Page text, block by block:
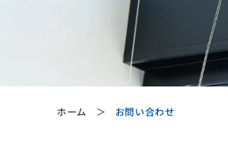
ホーム お問い合わせ